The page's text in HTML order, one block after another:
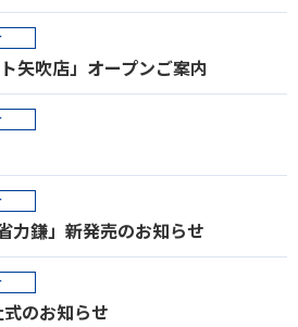
矢吹店」オープンご案内
力鎌」新発売のお知らせ
のお知らせ